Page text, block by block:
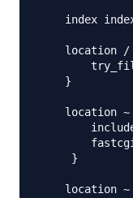
index
location /
    }
location ~
     }
location ~